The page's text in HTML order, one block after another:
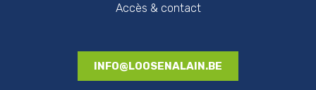
Accès & contact
INFO@LOOSENALAIN.BE